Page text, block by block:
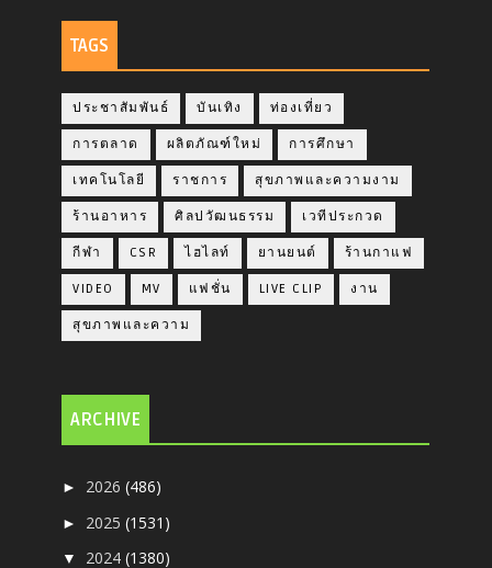
TAGS
ประชาสัมพันธ์ บันเทิง ท่องเที่ยว
การตลาด ผลิตภัณฑ์ใหม่ การศึกษา
เทคโนโลยี ราชการ สุขภาพและความงาม
ร้านอาหาร ศิลปวัฒนธรรม เวทีประกวด
กีฬา CSR ไฮไลท์ ยานยนต์ ร้านกาแฟ
VIDEO MV แฟชั่น LIVE CLIP งาน
สุขภาพและความ
ARCHIVE
► 2026(486)
► 2025(1531)
▼ 2024(1380)